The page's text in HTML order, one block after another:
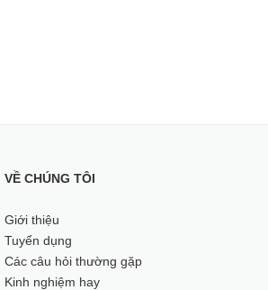
VỀ CHÚNG TÔI
Giới thiệu
Tuyển dụng
Các câu hỏi thường gặp
Kinh nghiệm hay